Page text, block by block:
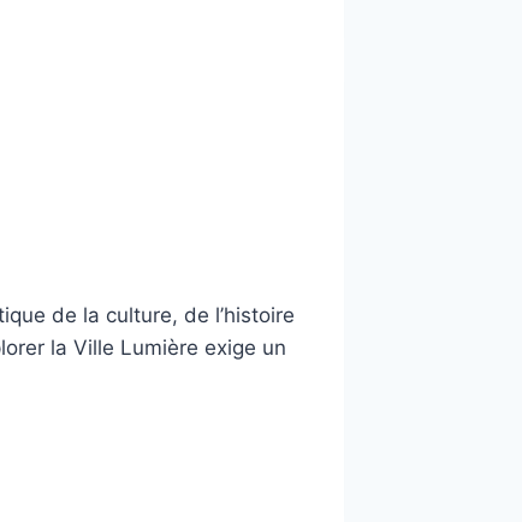
de la culture, de l’histoire
la Ville Lumière exige un